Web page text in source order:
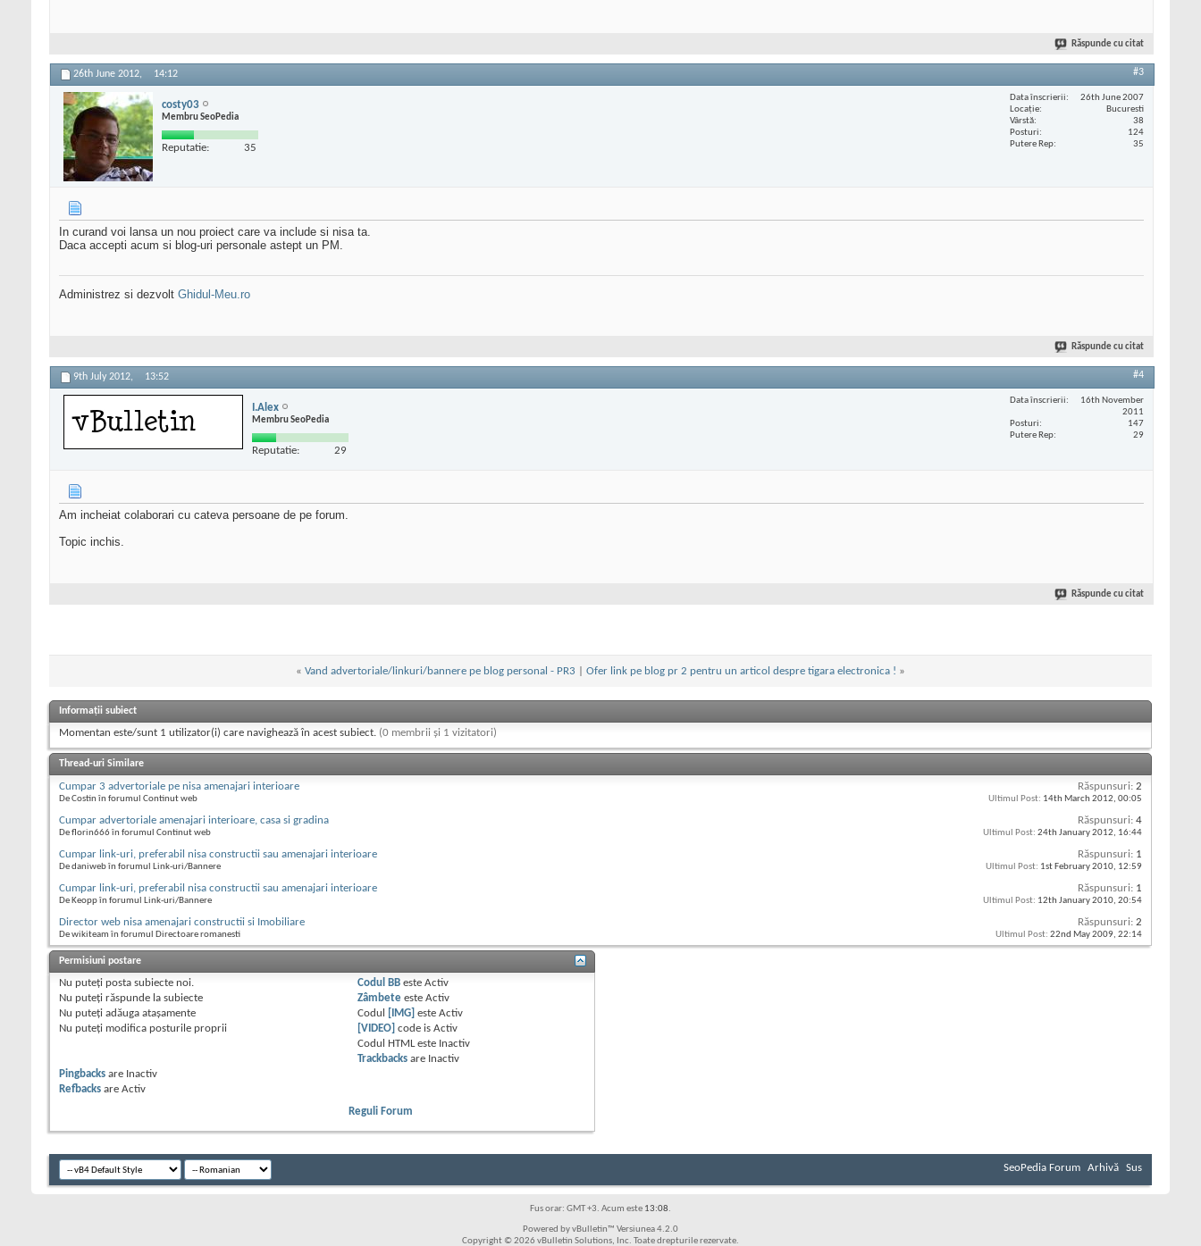
Răspunde cu citat
26th June 2012, 14:12 #3
costy03
Membru SeoPedia
Reputatie: 35
Data înscrierii
26th June 2007
Locaţie
Bucuresti
Vârstă
38
Posturi
124
Putere Rep
35
In curand voi lansa un nou proiect care va include si nisa ta.
Daca accepti acum si blog-uri personale astept un PM.
Administrez si dezvolt Ghidul-Meu.ro
Răspunde cu citat
9th July 2012, 13:52 #4
I.Alex
Membru SeoPedia
Reputatie: 29
Data înscrierii
16th November
2011
Posturi
147
Putere Rep
29
Am incheiat colaborari cu cateva persoane de pe forum.
Topic inchis.
Răspunde cu citat
« Vand advertoriale/linkuri/bannere pe blog personal - PR3 Ofer link pe blog pr 2 pentru un articol despre tigara electronica ! »
Informații subiect
Momentan este/sunt 1 utilizator(i) care navighează în acest subiect. (0 membrii și 1 vizitatori)
Thread-uri Similare
Cumpar 3 advertoriale pe nisa amenajari interioare
De Costin în forumul Continut web
Răspunsuri: 2
Ultimul Post: 14th March 2012, 00:05
Cumpar advertoriale amenajari interioare, casa si gradina
De florin666 în forumul Continut web
Răspunsuri: 4
Ultimul Post: 24th January 2012, 16:44
Cumpar link-uri, preferabil nisa constructii sau amenajari interioare
De daniweb în forumul Link-uri/Bannere
Răspunsuri: 1
Ultimul Post: 1st February 2010, 12:59
Cumpar link-uri, preferabil nisa constructii sau amenajari interioare
De Keopp în forumul Link-uri/Bannere
Răspunsuri: 1
Ultimul Post: 12th January 2010, 20:54
Director web nisa amenajari constructii si Imobiliare
De wikiteam în forumul Directoare romanesti
Răspunsuri: 2
Ultimul Post: 22nd May 2009, 22:14
Permisiuni postare
Nu puteţi posta subiecte noi.
Nu puteţi răspunde la subiecte
Nu puteţi adăuga ataşamente
Nu puteţi modifica posturile proprii
Codul BB esteActiv
Zâmbete esteActiv
Codul
[IMG] esteActiv
[VIDEO] code isActiv
Codul HTML este Inactiv
Trackbacks are Inactiv
Pingbacks are Inactiv
Refbacks are Activ
Reguli Forum
SeoPedia Forum Arhivă Sus
Fus orar: GMT +3. Acum este 13:08.
Powered by vBulletin™ Versiunea 4.2.0
Copyright © 2026 vBulletin Solutions, Inc. Toate drepturile rezervate.